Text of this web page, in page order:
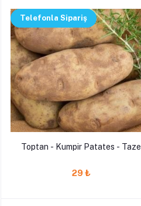
Telefonla Sipariş
Toptan - Kumpir Patates - Taze
29 ₺